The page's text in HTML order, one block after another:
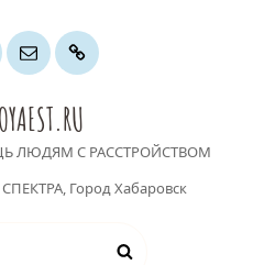
ПочтаХочу
помочь
ЛЮДЯМ С РАССТРОЙСТВОМ
Город Хабаровск
Поиск